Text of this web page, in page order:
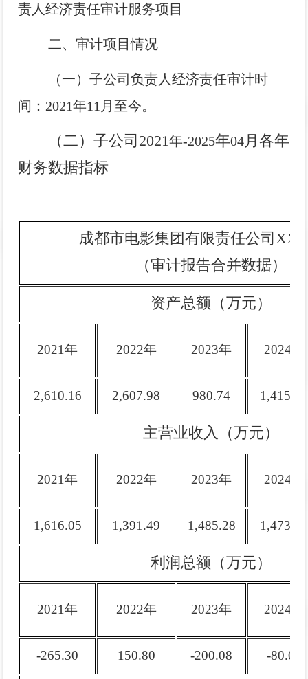
责人经济责任审计服务项目
二、审计项目情况
（一）子公司负责人经济责任审计时
间： 2021年11 月至今。
（二）子公司 2021年-2025年04月各年
财务数据指标
成都市电影集团有限责任公司XX
（审计报告合并数据）
资产总额（万元）
2021年 2022年 2023年 2024年
2,610.16 2,607.98 980.74 1,415.34
主营业收入（万元）
2021年 2022年 2023年 2024年
1,616.05 1,391.49 1,485.28 1,473.85
利润总额（万元）
2021年 2022年 2023年 2024年
-265.30 150.80 -200.08 -80.05